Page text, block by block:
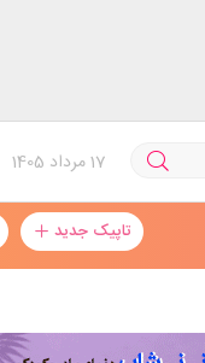
17مرداد 1405
تاپیک جدید